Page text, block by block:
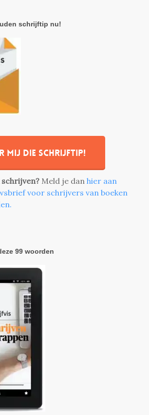
schrijftip nu!
mij die schrijftip!
schrijven? Meld je dan hier aan
voor schrijvers van boeken
99 woorden